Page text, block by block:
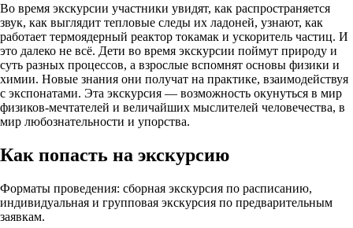
Во время экскурсии участники увидят, как распространяется
звук, как выглядит тепловые следы их ладоней, узнают, как
работает термоядерный реактор токамак и ускоритель частиц. И
это далеко не всё. Дети во время экскурсии поймут природу и
суть разных процессов, а взрослые вспомнят основы физики и
химии. Новые знания они получат на практике, взаимодействуя
с экспонатами. Эта экскурсия — возможность окунуться в мир
физиков-мечтателей и величайших мыслителей человечества, в
мир любознательности и упорства.
Как попасть на экскурсию
Форматы проведения: сборная экскурсия по расписанию,
индивидуальная и групповая экскурсия по предварительным
заявкам.